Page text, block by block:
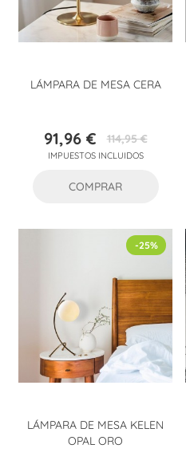
LÁMPARA DE MESA CERA
Precio
91,96 €Precio
base
114,95 €
IMPUESTOS INCLUIDOS
COMPRAR
LÁMPARA DE MESA KELEN
OPAL ORO
-25%